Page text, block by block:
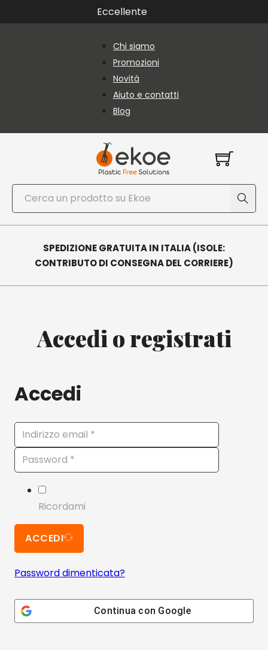
Vai al contenuto principale
Vai al piè di paginaEccellente
Chi siamo
Promozioni
Novità
Aiuto e contatti
Blog
Cerca
SPEDIZIONE GRATUITA IN ITALIA (ISOLE:
CONTRIBUTO DI CONSEGNA DEL CORRIERE)
Accedi o registrati
Accedi
Ricordami
ACCEDI
Password dimenticata?
Continua con Google